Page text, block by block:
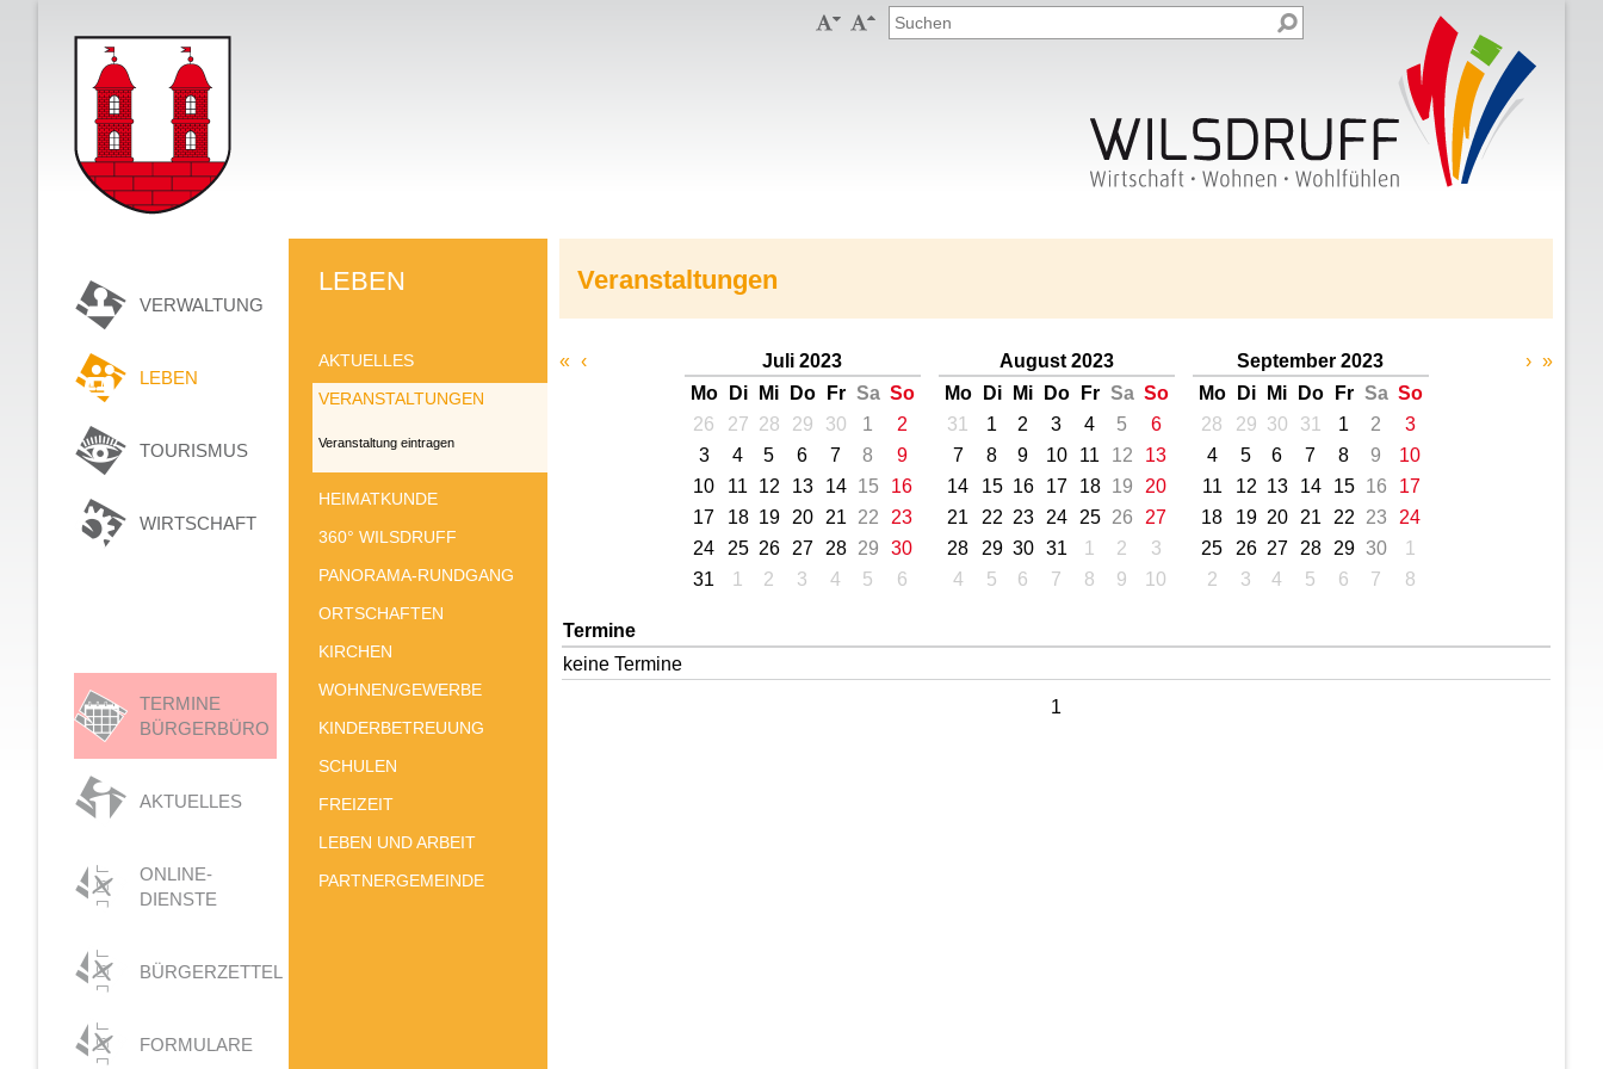
 
VERWALTUNG
LEBEN
TOURISMUS
WIRTSCHAFT
TERMINE
BÜRGERBÜRO
AKTUELLES
ONLINE-
DIENSTE
BÜRGERZETTEL
FORMULARE
LEBEN
AKTUELLES
VERANSTALTUNGEN
Veranstaltung eintragen
HEIMATKUNDE
360° WILSDRUFF
PANORAMA-RUNDGANG
ORTSCHAFTEN
KIRCHEN
WOHNEN/GEWERBE
KINDERBETREUUNG
SCHULEN
FREIZEIT
LEBEN UND ARBEIT
PARTNERGEMEINDE
Veranstaltungen
« ‹
Juli 2023
Mo
Di Mi Do Fr Sa So
26
27 28 29 30 1
2
3
4 5 6 7 8
9
10
11 12 13 14 15
16
17
18 19 20 21 22
23
24
25 26 27 28 29
30
31
1 2 3 4 5 6
August 2023
Mo
Di Mi Do Fr Sa So
31
1 2 3 4 5
6
7
8 9 10 11 12
13
14
15 16 17 18 19
20
21
22 23 24 25 26
27
28
29 30 31 1 2
3
4
5 6 7 8 9 10
September 2023
Mo
Di Mi Do Fr Sa So
28
29 30 31 1 2
3
4
5 6 7 8 9
10
11
12 13 14 15 16
17
18
19 20 21 22 23
24
25
26 27 28 29 30
1
2
3 4 5 6 7 8
› »
Termine
keine Termine
1